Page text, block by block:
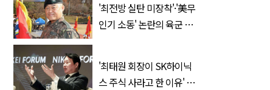
하이닉스 '와르르'
'최전방 실탄 미장착'·'美무
인기 소동' 논란의 육군 1
'최태원 회장이 SK하이닉
스 주식 사라고 한 이유' 글